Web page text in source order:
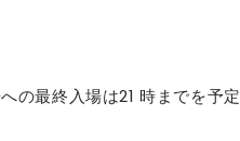
の最終入場は21 時までを予定